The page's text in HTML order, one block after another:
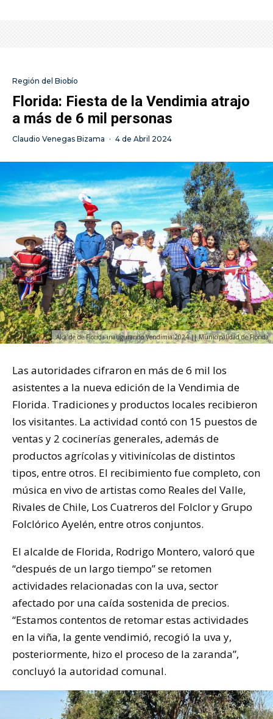
Región del Biobío
Florida: Fiesta de la Vendimia atrajo
a más de 6 mil personas
Claudio Venegas Bizama · 4 de Abril 2024
Alcalde de Florida inaugurando Vendimia 2024 || Municipalidad de Florida
Las autoridades cifraron en más de 6 mil los
asistentes a la nueva edición de la Vendimia de
Florida. Tradiciones y productos locales recibieron
los visitantes. La actividad contó con 15 puestos de
ventas y 2 cocinerías generales, además de
productos agrícolas y vitivinícolas de distintos
tipos, entre otros. El recibimiento fue completo, con
música en vivo deartistas como Reales del Valle,
Rivales de Chile, Los Cuatreros del Folclor y Grupo
Folclórico Ayelén, entre otros conjuntos.
El alcalde de Florida, Rodrigo Montero, valoró que
“después de un largo tiempo” se retomen
actividades relacionadas con la uva, sector
afectado por una caída sostenida de precios.
“Estamos contentos de retomar estas actividades
en la viña, la gente vendimió, recogió la uva y,
posteriormente, hizo el proceso de la zaranda”,
concluyó la autoridad comunal.